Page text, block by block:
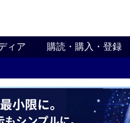
ィア 購読・購入・登録